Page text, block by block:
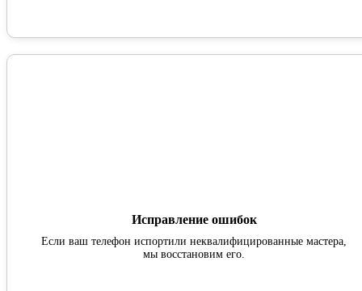
Исправление ошибок
Если ваш телефон испортили неквалифицированные мастера,
мы восстановим его.